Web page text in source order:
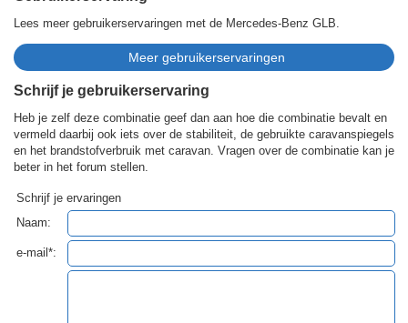
Lees meer gebruikerservaringen met de Mercedes-Benz GLB.
Schrijf je gebruikerservaring
Heb je zelf deze combinatie geef dan aan hoe die combinatie bevalt en
vermeld daarbij ook iets over de stabiliteit, de gebruikte caravanspiegels
en het brandstofverbruik met caravan. Vragen over de combinatie kan je
beter in het forum stellen.
Schrijf je ervaringen
Naam:
e-mail*: